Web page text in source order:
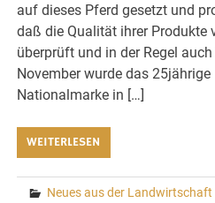
auf dieses Pferd gesetzt und
daß die Qualität ihrer Produkte
überprüft und in der Regel
November wurde das
Nationalmarke in […]
WEITERLESEN
Neues aus der Landwirtschaft